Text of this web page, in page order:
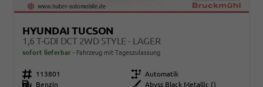
HYUNDAI TUCSON
1,6 T-GDI DCT 2WD STYLE - LAGER
sofort lieferbar Fahrzeug mit Tageszulassung
Fahrzeugnr. 113801 Getriebe Automatik
Kraftstoff
Benzin Außenfarbe
Abyss Black Metallic ()